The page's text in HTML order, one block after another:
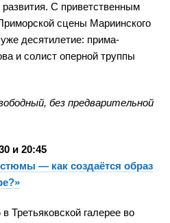
С приветственным
сцены Мариинского
десятилетие: прима-
и солист оперной труппы
без предварительной
и 20:45
— как создаётся образ
Третьяковской галерее во